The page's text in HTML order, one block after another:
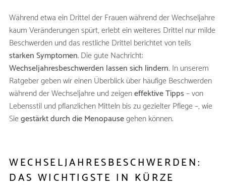
Während etwa ein Drittel der Frauen während der Wechseljahre
kaum Veränderungen spürt, erlebt ein weiteres Drittel nur milde
Beschwerden und das restliche Drittel berichtet von teils
starken Symptomen. Die gute Nachricht:
Wechseljahresbeschwerden lassen sich lindern.In unserem
Ratgeber geben wir einen Überblick über häufige Beschwerden
während der Wechseljahre und zeigeneffektive Tipps– von
Lebensstil und pflanzlichen Mitteln bis zu gezielter Pflege –, wie
Siegestärkt durch die Menopausegehen können.
WECHSELJAHRESBESCHWERDEN:
DAS WICHTIGSTE IN KÜRZE